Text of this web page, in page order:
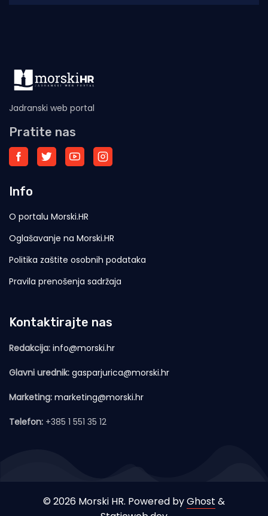
Jadranski web portal
Pratite nas
Info
O portalu Morski.HR
Oglašavanje na Morski.HR
Politika zaštite osobnih podataka
Pravila prenošenja sadržaja
Kontaktirajte nas
Redakcija: info@morski.hr
Glavni urednik: gasparjurica@morski.hr
Marketing: marketing@morski.hr
Telefon: +385 1 551 35 12
© 2026 Morski HR. Powered byGhost &